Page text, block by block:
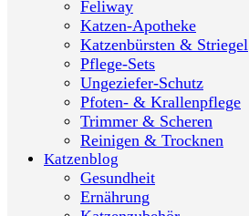
Feliway
Katzen-Apotheke
Katzenbürsten & Striegel
Pflege-Sets
Ungeziefer-Schutz
Pfoten- & Krallenpflege
Trimmer & Scheren
Reinigen & Trocknen
Katzenblog
Gesundheit
Ernährung